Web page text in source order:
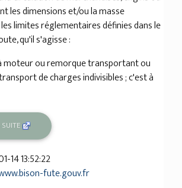
les dimensions et/ou la masse
limites réglementaires définies dans le
qu'il s'agisse :
moteur ou remorque transportant ou
de charges indivisibles ; c'est à
14 13:52:22
fute.gouv.fr